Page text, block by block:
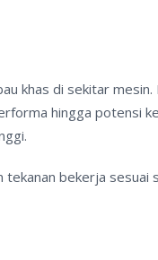
khas di sekitar mesin.
hingga potensi
tekanan bekerja sesuai